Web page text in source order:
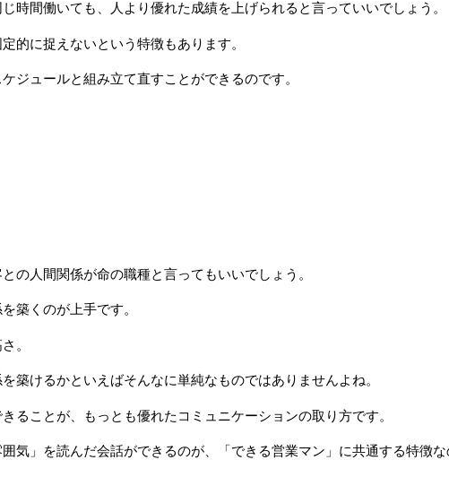
時間働いても、人より優れた成績を上げられると言っていいでしょう。
的に捉えないという特徴もあります。
ジュールと組み立て直すことができるのです。
の人間関係が命の職種と言ってもいいでしょう。
築くのが上手です。
。
築けるかといえばそんなに単純なものではありませんよね。
ることが、もっとも優れたコミュニケーションの取り方です。
気」を読んだ会話ができるのが、「できる営業マン」に共通する特徴